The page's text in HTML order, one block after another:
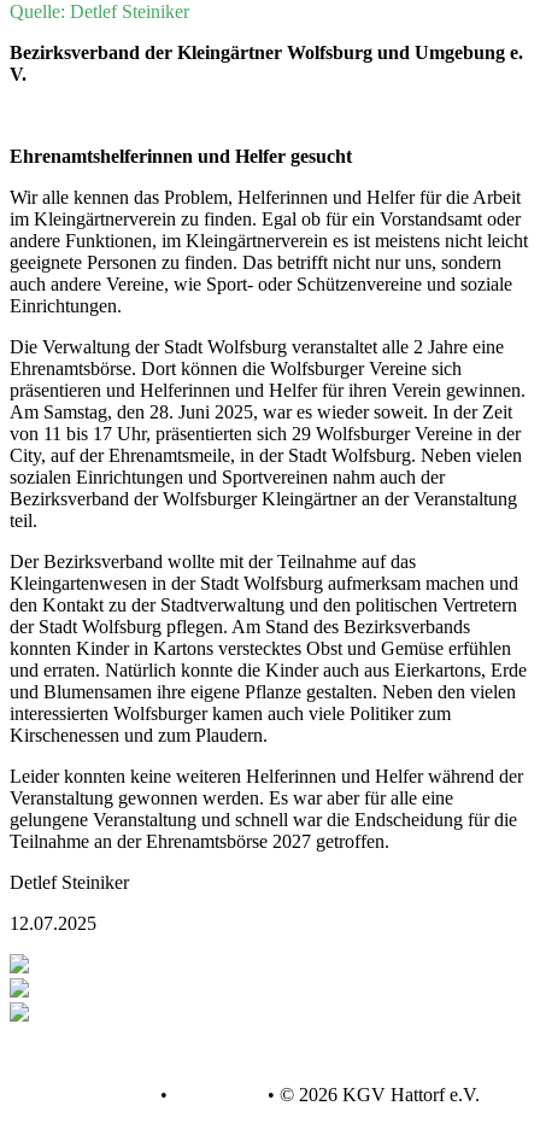
Quelle: Detlef Steiniker
Bezirksverband der Kleingärtner Wolfsburg und Umgebung e.
V.
Ehrenamtshelferinnen und Helfer gesucht
Wir alle kennen das Problem, Helferinnen und Helfer für die Arbeit
im Kleingärtnerverein zu finden. Egal ob für ein Vorstandsamt oder
andere Funktionen, im Kleingärtnerverein es ist meistens nicht leicht
geeignete Personen zu finden. Das betrifft nicht nur uns, sondern
auch andere Vereine, wie Sport- oder Schützenvereine und soziale
Einrichtungen.
Die Verwaltung der Stadt Wolfsburg veranstaltet alle 2 Jahre eine
Ehrenamtsbörse. Dort können die Wolfsburger Vereine sich
präsentieren und Helferinnen und Helfer für ihren Verein gewinnen.
Am Samstag, den 28. Juni 2025, war es wieder soweit. In der Zeit
von 11 bis 17 Uhr, präsentierten sich 29 Wolfsburger Vereine in der
City, auf der Ehrenamtsmeile, in der Stadt Wolfsburg. Neben vielen
sozialen Einrichtungen und Sportvereinen nahm auch der
Bezirksverband der Wolfsburger Kleingärtner an der Veranstaltung
teil.
Der Bezirksverband wollte mit der Teilnahme auf das
Kleingartenwesen in der Stadt Wolfsburg aufmerksam machen und
den Kontakt zu der Stadtverwaltung und den politischen Vertretern
der Stadt Wolfsburg pflegen. Am Stand des Bezirksverbands
konnten Kinder in Kartons verstecktes Obst und Gemüse erfühlen
und erraten. Natürlich konnte die Kinder auch aus Eierkartons, Erde
und Blumensamen ihre eigene Pflanze gestalten. Neben den vielen
interessierten Wolfsburger kamen auch viele Politiker zum
Kirschenessen und zum Plaudern.
Leider konnten keine weiteren Helferinnen und Helfer während der
Veranstaltung gewonnen werden. Es war aber für alle eine
gelungene Veranstaltung und schnell war die Endscheidung für die
Teilnahme an der Ehrenamtsbörse 2027 getroffen.
Detlef Steiniker
12.07.2025
• • © 2026 KGV Hattorf e.V.